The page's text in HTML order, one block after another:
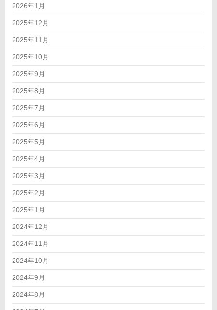
2026年1月
2025年12月
2025年11月
2025年10月
2025年9月
2025年8月
2025年7月
2025年6月
2025年5月
2025年4月
2025年3月
2025年2月
2025年1月
2024年12月
2024年11月
2024年10月
2024年9月
2024年8月